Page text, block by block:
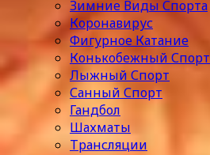
Зимние Виды Спорта
Коронавирус
Фигурное Катание
Конькобежный Спорт
Лыжный Спорт
Санный Спорт
Гандбол
Шахматы
Трансляции